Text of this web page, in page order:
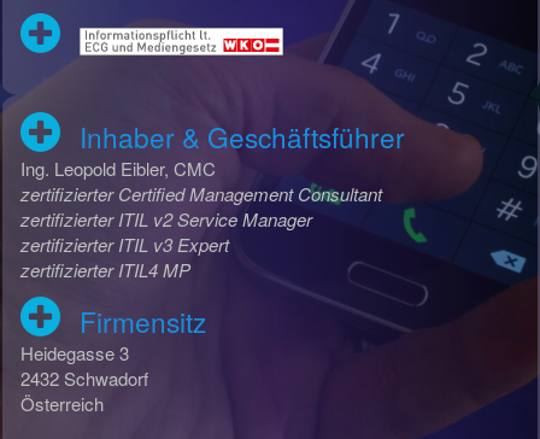
Inhaber & Geschäftsführer
Ing. Leopold Eibler, CMC
zertifizierter Certified Management Consultant
zertifizierter ITIL v2 Service Manager
zertifizierter ITIL v3 Expert
zertifizierter ITIL4 MP
Firmensitz
Heidegasse 3
2432 Schwadorf
Österreich